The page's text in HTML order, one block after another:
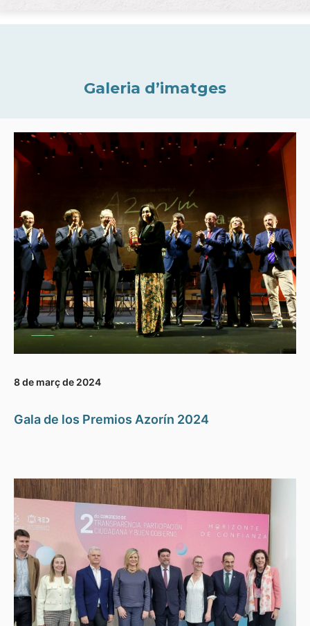
Galeria d’imatges
8 de març de 2024
Gala de los Premios Azorín 2024